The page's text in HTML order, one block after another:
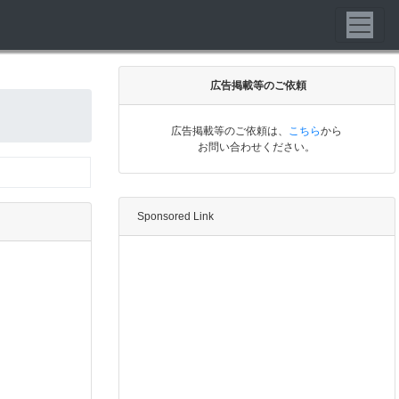
広告掲載等のご依頼
広告掲載等のご依頼は、 こちらから
お問い合わせください。
Sponsored Link